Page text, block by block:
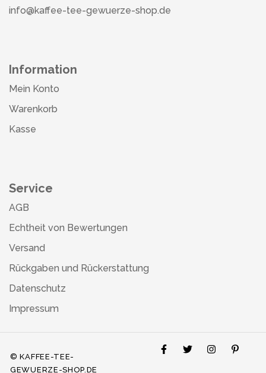
info@kaffee-tee-gewuerze-shop.de
Information
Mein Konto
Warenkorb
Kasse
Service
AGB
Echtheit von Bewertungen
Versand
Rückgaben und Rückerstattung
Datenschutz
Impressum
© KAFFEE-TEE-
GEWUERZE-SHOP.DE